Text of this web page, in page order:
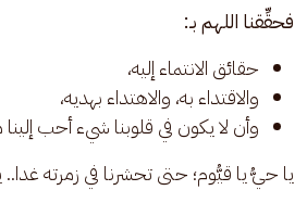
فحقِّقنا اللهم بـ:
حقائق الانتماء إليه،
والاقتداء به، والاهتداء بهديه،
وأن لا يكون في قلوبنا شيء أحب إلينا
يا حيُّ يا قيُّوم؛ حتى تحشرنا في زمرته غدا..